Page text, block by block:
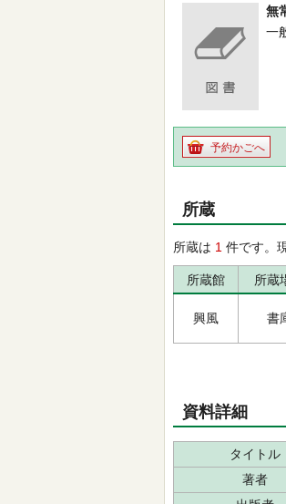
無
一
予約かごへ
所蔵
所蔵は 1 件です。
所蔵館 所蔵
興風 書
資料詳細
タイトル
著者